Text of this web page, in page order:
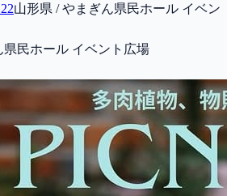
山形県 / やまぎん県民ホール イベン
県民ホール イベント広場